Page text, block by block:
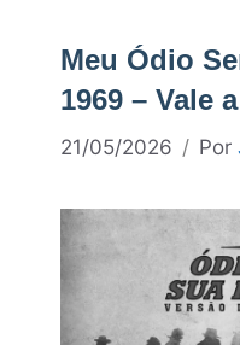
Meu Ódio
1969 – Vale
21/05/2026 Por